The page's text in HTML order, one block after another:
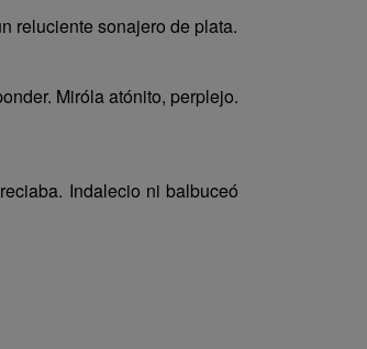
reluciente sonajero de plata.
Miróla atónito, perplejo.
Indalecio ni balbuceó